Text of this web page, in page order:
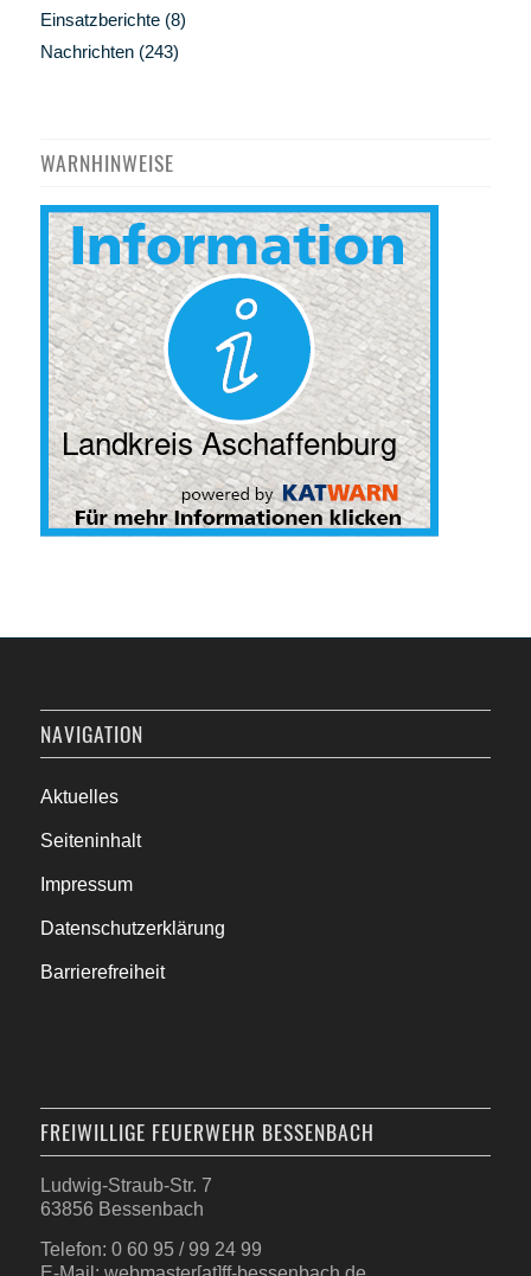
Einsatzberichte(8)
Nachrichten(243)
WARNHINWEISE
NAVIGATION
Aktuelles
Seiteninhalt
Impressum
Datenschutzerklärung
Barrierefreiheit
FREIWILLIGE FEUERWEHR BESSENBACH
Ludwig-Straub-Str. 7
63856 Bessenbach
Telefon: 0 60 95 / 99 24 99